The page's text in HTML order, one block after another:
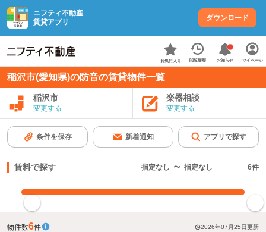
ニフティ不動産
賃貸アプリ
ダウンロード
お気に入り 閲覧履歴 お知らせ マイページ
稲沢市(愛知県)の防音の賃貸物件一覧
稲沢市
変更する
楽器相談
変更する
条件を保存 新着通知 アプリで探す
賃料で探す 指定なし 〜 指定なし 6件
物件数6件 2026年07月25日更新